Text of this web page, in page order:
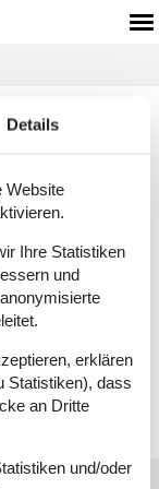
L
Details
Website
Ihre Statistiken
und
erklären
Statistiken), dass
an Dritte
und/oder